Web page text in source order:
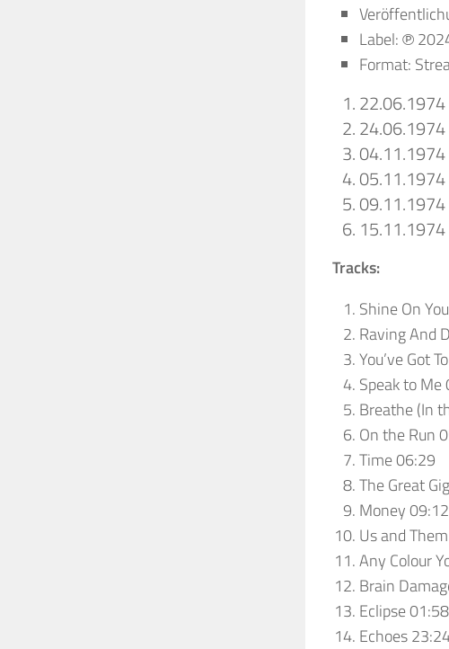
Label: ℗
Format:
22.06.1974
24.06.1974
04.11.1974
05.11.1974
09.11.1974
15.11.1974
Tracks:
Shine On
Raving And
You’ve Got
Speak to Me
Breathe (In
On the Run
Time 06:29
The Great
Money 09:12
Us and
Any Colour
Brain
Eclipse 01:58
Echoes